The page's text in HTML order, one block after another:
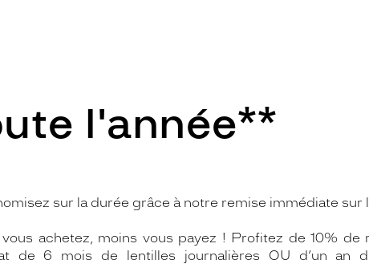
l'année**
sur la durée grâce à notre remise immédiate sur
achetez, moins vous payez ! Profitez de 10% de
de 6 mois de lentilles journalières OU d’un an